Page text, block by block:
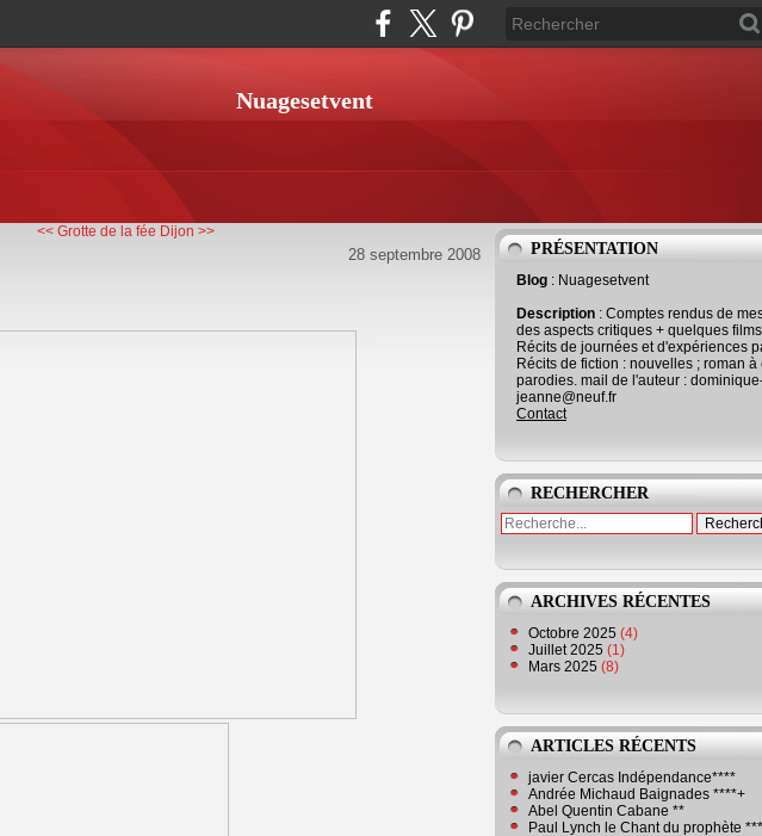
Nuagesetvent
<< Grotte de la fée Dijon >>
28 septembre 2008 PRÉSENTATION
Blog : Nuagesetvent
Description : Comptes rendus de
des aspects critiques + quelques
Récits de journées et d'expériences
Récits de fiction : nouvelles ; roman à
parodies. mail de l'auteur :
jeanne@neuf.fr
Contact
RECHERCHER
ARCHIVES RÉCENTES
Octobre 2025 (4)
Juillet 2025 (1)
Mars 2025 (8)
ARTICLES RÉCENTS
javier Cercas Indépendance****
Andrée Michaud Baignades ****+
Abel Quentin Cabane **
Paul Lynch le Chant du prophète